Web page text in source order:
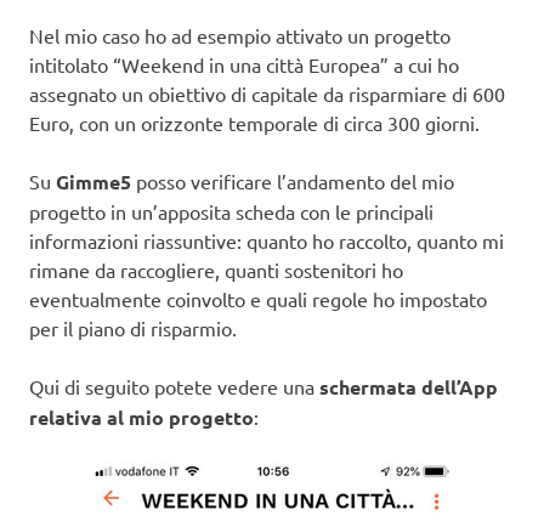
Nel mio caso ho ad esempio attivato un progetto
intitolato “Weekend in una città Europea” a cui ho
assegnato un obiettivo di capitale da risparmiare di 600
Euro, con un orizzonte temporale di circa 300 giorni.
Su Gimme5 posso verificare l’andamento del mio
progetto in un’apposita scheda con le principali
informazioni riassuntive: quanto ho raccolto, quanto mi
rimane da raccogliere, quanti sostenitori ho
eventualmente coinvolto e quali regole ho impostato
per il piano di risparmio.
Qui di seguito potete vedere una schermata dell’App
relativa al mio progetto: